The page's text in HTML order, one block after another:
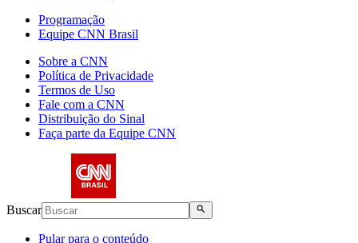
Programação
Equipe CNN Brasil
Sobre a CNN
Política de Privacidade
Termos de Uso
Fale com a CNN
Distribuição do Sinal
Faça parte da Equipe CNN
Buscar
Pular para o conteúdo